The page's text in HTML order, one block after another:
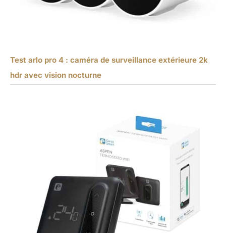
Test arlo pro 4 : caméra de surveillance extérieure 2k
hdr avec vision nocturne